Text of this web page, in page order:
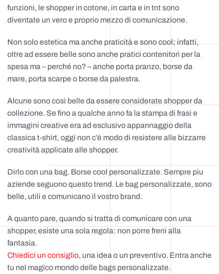
funzioni, le shopper in cotone, in carta e in tnt sono
diventate un vero e proprio mezzo di comunicazione.
Non solo estetica ma anche praticità e sono cool; infatti,
oltre ad essere belle sono anche pratici contenitori per la
spesa ma – perché no? – anche porta pranzo, borse da
mare, porta scarpe o borse da palestra.
Alcune sono così belle da essere considerate shopper da
collezione. Se fino a qualche anno fa la stampa di frasi e
immagini creative era ad esclusivo appannaggio della
classica t-shirt, oggi non c’è modo di resistere alle bizzarre
creatività applicate alle shopper.
Dirlo con una bag. Borse cool personalizzate. Sempre piu
aziende seguono questo trend. Le bag personalizzate, sono
belle, utili e comunicano il vostro brand.
A quanto pare, quando si tratta di comunicare con una
shopper, esiste una sola regola: non porre freni alla
fantasia.
Chiedici un consiglio, una idea o un preventivo. Entra anche
tu nel magico mondo delle bags personalizzate.